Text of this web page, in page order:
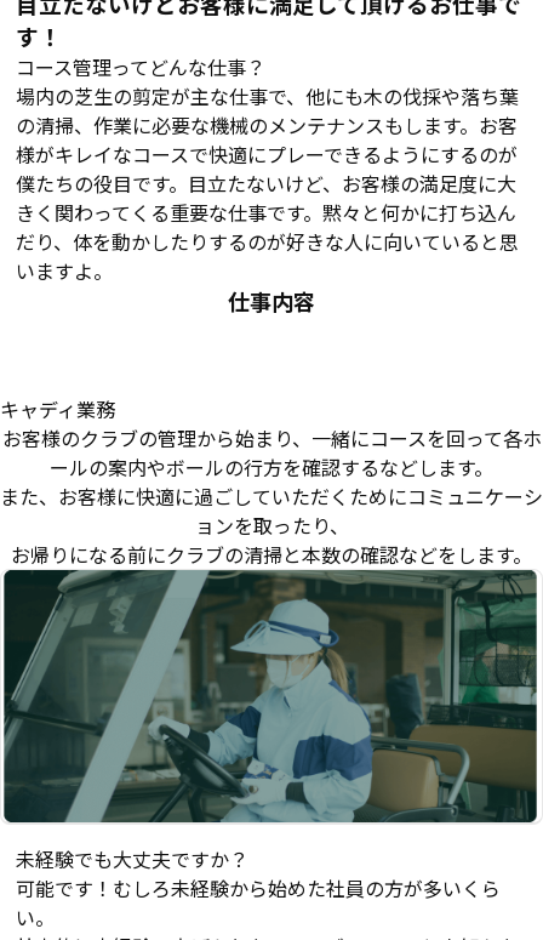
す！
コース管理ってどんな仕事？
場内の芝生の剪定が主な仕事で、他にも木の伐採や落ち葉
の清掃、作業に必要な機械のメンテナンスもします。お客
様がキレイなコースで快適にプレーできるようにするのが
僕たちの役目です。目立たないけど、お客様の満足度に大
きく関わってくる重要な仕事です。黙々と何かに打ち込ん
だり、体を動かしたりするのが好きな人に向いていると思
いますよ。
仕事内容
キャディ業務
お客様のクラブの管理から始まり、一緒にコースを回って各ホ
ールの案内やボールの行方を確認するなどします。
また、お客様に快適に過ごしていただくためにコミュニケーシ
ョンを取ったり、
お帰りになる前にクラブの清掃と本数の確認などをします。
未経験でも大丈夫ですか？
可能です！むしろ未経験から始めた社員の方が多いくら
い。